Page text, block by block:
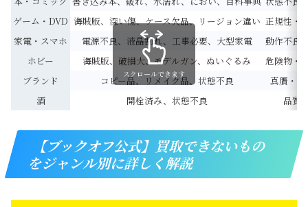
ゲーム・DVD 海賊版、深い傷、ケース欠品、リージョン違い 正規性・
家電・スマホ
電源不良、液晶割れ、工事必要、大型家電
動作不良
ホビー
海賊版、破損大、モデルガン、ぬいぐるみ
危険物・
ブランド
コピー品、リメイク品、状態不良
真贋・
酒
開栓済み、状態不良 品質
スクロールできます
【ブックオフ公式】買取できないもの
をジャンル別に詳しく解説